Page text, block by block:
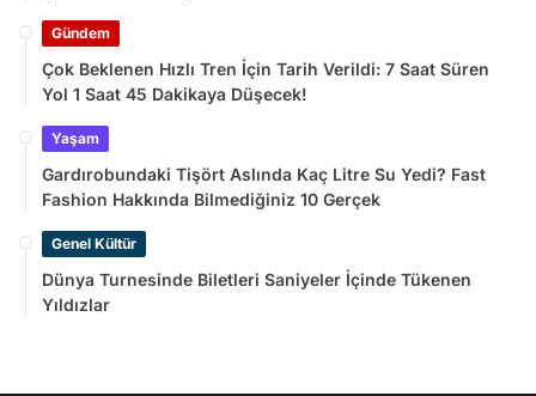
Gündem
Çok Beklenen Hızlı Tren İçin Tarih Verildi: 7 Saat Süren
Yol 1 Saat 45 Dakikaya Düşecek!
Yaşam
Gardırobundaki Tişört Aslında Kaç Litre Su Yedi? Fast
Fashion Hakkında Bilmediğiniz 10 Gerçek
Genel Kültür
Dünya Turnesinde Biletleri Saniyeler İçinde Tükenen
Yıldızlar